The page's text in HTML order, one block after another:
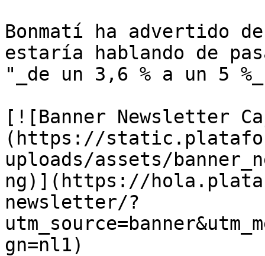
Bonmatí ha advertido
estaría hablando de
"_de un 3,6 % a un 5
[![Banner Newsletter
(https://
uploads/assets/
ng)](https://
newsletter/?
gn=nl1)